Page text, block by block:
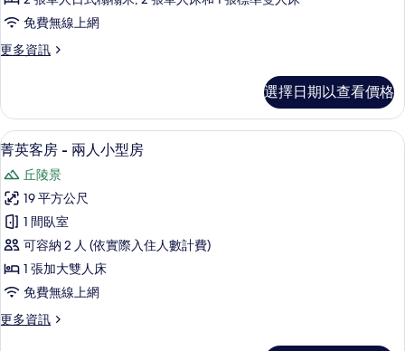
條
和
套
房
式
連
通
房）
的
所
有
相
片
免費無線上網
更多資訊
更
套
房
（和
連
通
房）
的
詳
情
選擇日期以查看價格
顯
示
菁
英
客
房
-
兩
人
菁英客房 - 兩人小型房 | 羽絨被、迷
5
菁英客房 - 兩人小型房
丘陵景
19 平方公尺
1 間臥室
可容納 2 人 (依實際入住人數計費)
1 張加大雙人床
免費無線上網
更多資訊
更